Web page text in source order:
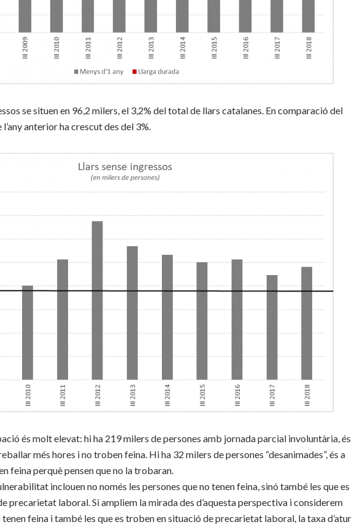
se situen en 96,2 milers, el 3,2% del total de llars catalanes. En comparació del
anterior ha crescut des del 3%.
és molt elevat: hi ha 219 milers de persones amb jornada parcial involuntària, és
més hores i no troben feina. Hi ha 32 milers de persones “desanimades”, és a
feina perquè pensen que no la trobaran.
inclouen no només les persones que no tenen feina, sinó també les que es
precarietat laboral. Si ampliem la mirada des d’aquesta perspectiva i considerem
tenen feina i també les que es troben en situació de precarietat laboral, la taxa d’atur